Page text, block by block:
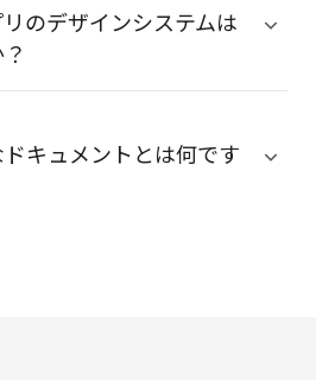
クトの更新頻度や運用体制
提案が可能です。また、
のデザインシステムは
Designといったプラッ
インシステムが存在して
キュメントとは何です